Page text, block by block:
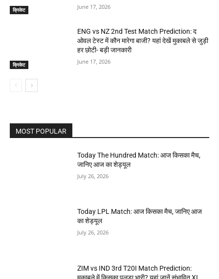
क्रिकेट June 17, 2026
क्रिकेट
ENG vs NZ 2nd Test Match Prediction: द
ओवल टेस्ट में कौन मारेगा बाजी? यहां देखें मुकाबले से जुड़ी
हर छोटी- बड़ी जानकारी
June 17, 2026
MOST POPULAR
Today The Hundred Match: आज किसका मैच,
जानिए आज का शेड्यूल
July 26, 2026
Today LPL Match: आज किसका मैच, जानिए आज
का शेड्यूल
July 26, 2026
ZIM vs IND 3rd T20I Match Prediction: